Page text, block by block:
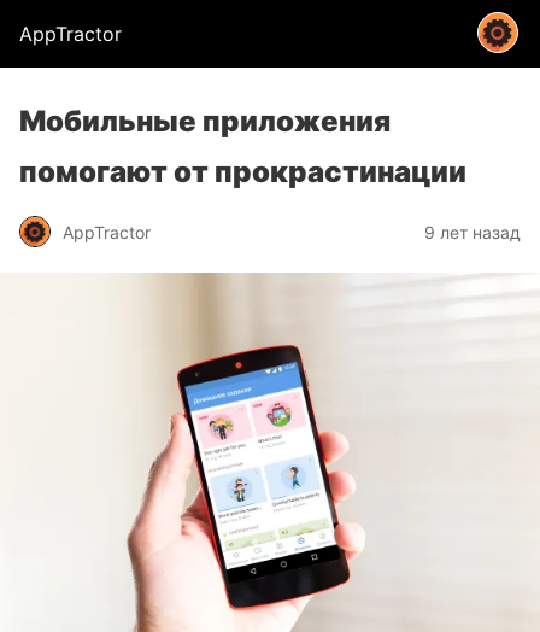
AppTractor
Мобильные приложения
помогают от прокрастинации
AppTractor 9 лет назад